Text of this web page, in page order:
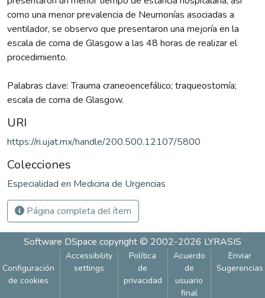
como una menor prevalencia de Neumonías asociadas a
ventilador, se observo que presentaron una mejoría en la
escala de coma de Glasgow a las 48 horas de realizar el
procedimiento.
Palabras clave: Trauma craneoencefálico; traqueostomía;
escala de coma de Glasgow.
URI
https://ri.ujat.mx/handle/200.500.12107/5800
Colecciones
Especialidad en Medicina de Urgencias
Página completa del ítem
Software DSpace copyright © 2002-2026 LYRASIS
Configuración
de cookies
Accessibility
settings
Política
de
privacidad
Acuerdo
de
usuario
final
Enviar
Sugerencias